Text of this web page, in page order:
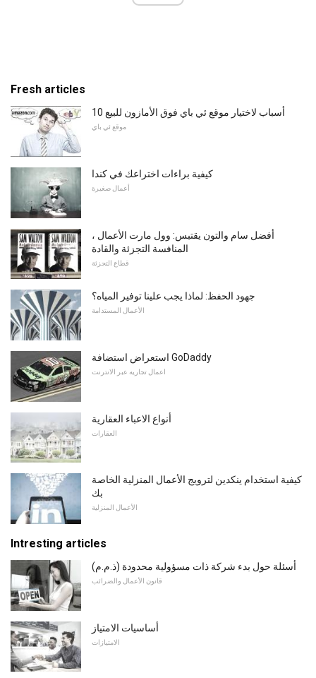
Fresh articles
10 أسباب لاختيار موقع ئي باي فوق الأمازون للبيع
موقع ئي باي
كيفية براءات اختراعك ​​في كندا
أعمال صغيرة
أفضل سام والتون يقتبس: وول مارت الأعمال ،
المنافسة التجزئة والقادة
قطاع التجزئة
جهود الحفظ: لماذا يجب علينا توفير المياه؟
الأعمال المستدامة
استعراض استضافة GoDaddy
اعمال تجاريه عبر الانترنت
أنواع الاعباء العقارية
العقارات
كيفية استخدام ينكدين لترويج الأعمال المنزلية الخاصة
بك
الأعمال المنزلية
Intresting articles
أسئلة حول بدء شركة ذات مسؤولية محدودة (ذ.م.م)
قانون الأعمال والضرائب
أساسيات الامتياز
الامتيازات